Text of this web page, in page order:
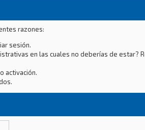
razones:
sesión.
en las cuales no deberías de estar?
activación.